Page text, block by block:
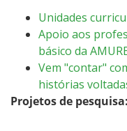
Unidades
Apoio aos
básico da
Vem "contar"
histórias
Projetos de pesquisa: